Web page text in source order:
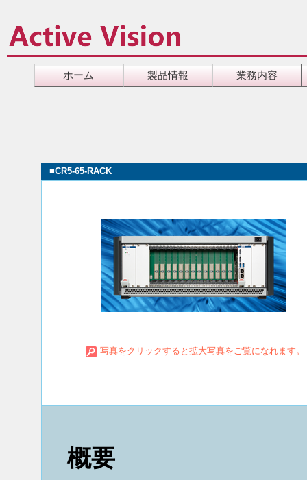
ホーム 製品情報 業務内容
■CR5-65-RACK
写真をクリックすると拡大写真をご覧になれます。
概要